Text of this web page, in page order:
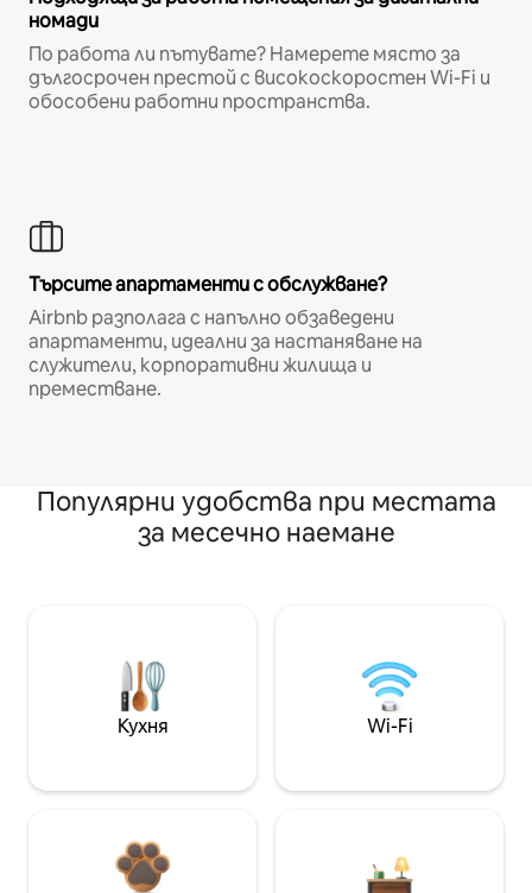
номади
По работа ли пътувате? Намерете място за
дългосрочен престой с високоскоростен Wi-Fi и
обособени работни пространства.
Търсите апартаменти с обслужване?
Airbnb разполага с напълно обзаведени
апартаменти, идеални за настаняване на
служители, корпоративни жилища и
преместване.
Популярни удобства при местата
за месечно наемане
Кухня Wi-Fi